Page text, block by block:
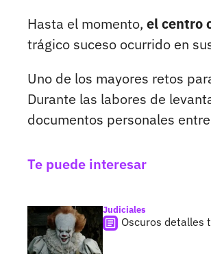
Hasta el momento, el centro
trágico suceso ocurrido en
Uno de los mayores retos
Durante las labores de
documentos personales
Te puede interesar
Judiciales
Oscuros detalles